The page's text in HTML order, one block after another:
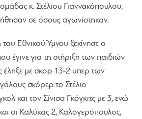
κ. Στέλιου Γιαννακόπουλου,
σε όσους αγωνίστηκαν.
Εθνικού Ύμνου ξεκίνησε ο
έγινε για τη στήριξη των παιδιών
έληξε με σκορ 13-2 υπερ των
σκόρερ το Στέλιο
και τον Σίνισα Γκόγκιτς με 3, ενώ
οι Καλύκας 2, Καλογερόπουλος,